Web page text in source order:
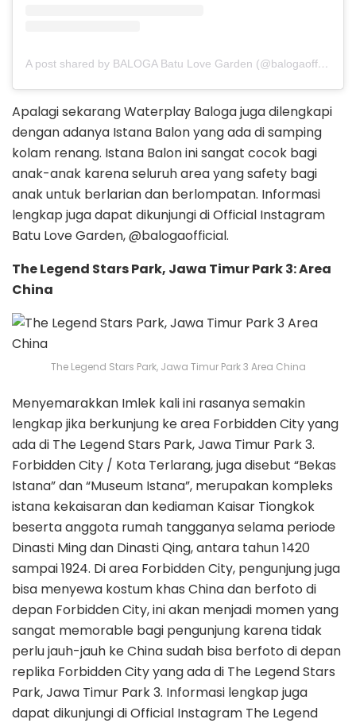
A post shared by BALOGA Batu Love Garden (@balogaofficial)
Apalagi sekarang Waterplay Baloga juga dilengkapi
dengan adanya Istana Balon yang ada di samping
kolam renang. Istana Balon ini sangat cocok bagi
anak-anak karena seluruh area yang safety bagi
anak untuk berlarian dan berlompatan. Informasi
lengkap juga dapat dikunjungi di Official Instagram
Batu Love Garden, @balogaofficial.
The Legend Stars Park, Jawa Timur Park 3: Area
China
The Legend Stars Park, Jawa Timur Park 3 Area China
Menyemarakkan Imlek kali ini rasanya semakin
lengkap jika berkunjung ke area Forbidden City yang
ada di The Legend Stars Park, Jawa Timur Park 3.
Forbidden City / Kota Terlarang, juga disebut “Bekas
Istana” dan “Museum Istana”, merupakan kompleks
istana kekaisaran dan kediaman Kaisar Tiongkok
beserta anggota rumah tangganya selama periode
Dinasti Ming dan Dinasti Qing, antara tahun 1420
sampai 1924. Di area Forbidden City, pengunjung juga
bisa menyewa kostum khas China dan berfoto di
depan Forbidden City, ini akan menjadi momen yang
sangat memorable bagi pengunjung karena tidak
perlu jauh-jauh ke China sudah bisa berfoto di depan
replika Forbidden City yang ada di The Legend Stars
Park, Jawa Timur Park 3. Informasi lengkap juga
dapat dikunjungi di Official Instagram The Legend